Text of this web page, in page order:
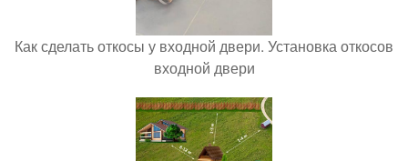
Как сделать откосы у входной двери. Установка откосов
входной двери